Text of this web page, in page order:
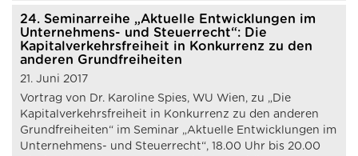
24. Seminarreihe „Aktuelle Entwicklungen im
Unternehmens- und Steuerrecht“: Die
Kapitalverkehrsfreiheit in Konkurrenz zu den
anderen Grundfreiheiten
21. Juni 2017
Vortrag von Dr. Karoline Spies, WU Wien, zu „Die
Kapitalverkehrsfreiheit in Konkurrenz zu den anderen
Grundfreiheiten“ im Seminar „Aktuelle Entwicklungen im
Unternehmens- und Steuerrecht“, 18.00 Uhr bis 20.00